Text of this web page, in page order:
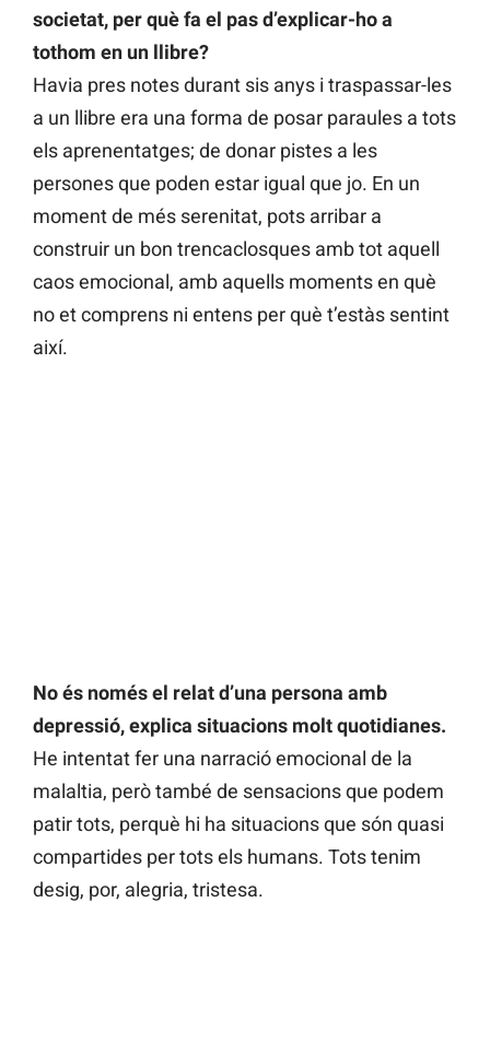
societat, per què fa el pas d’explicar-ho a
tothom en un llibre?
Havia pres notes durant sis anys i traspassar-les
a un llibre era una forma de posar paraules a tots
els aprenentatges; de donar pistes a les
persones que poden estar igual que jo. En un
moment de més serenitat, pots arribar a
construir un bon trencaclosques amb tot aquell
caos emocional, amb aquells moments en què
no et comprens ni entens per què t’estàs sentint
així.
No és només el relat d’una persona amb
depressió, explica situacions molt quotidianes.
He intentat fer una narració emocional de la
malaltia, però també de sensacions que podem
patir tots, perquè hi ha situacions que són quasi
compartides per tots els humans. Tots tenim
desig, por, alegria, tristesa.